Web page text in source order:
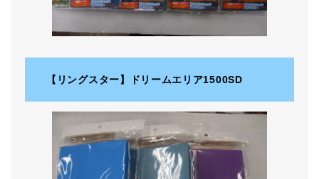
【リングスター】ドリームエリア1500SD